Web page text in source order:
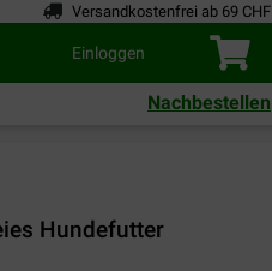
Versandkostenfrei ab 69 CHF
Einloggen
Nachbestellen
Hundefutter